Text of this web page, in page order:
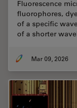
Fluorescence
fluorophores,
of a specific
of a shorter
Mar 09, 2026